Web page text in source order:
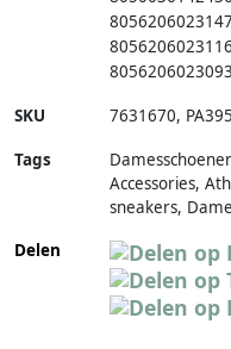
8056206023147
8056206023116
8056206023093
SKU 7631670,
Tags
Accessories,
sneakers,
Delen